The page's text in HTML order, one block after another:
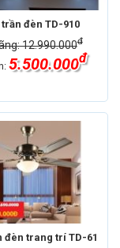
trần đèn TD-910
12.990.000đ
5.500.000đ
đèn trang trí TD-61